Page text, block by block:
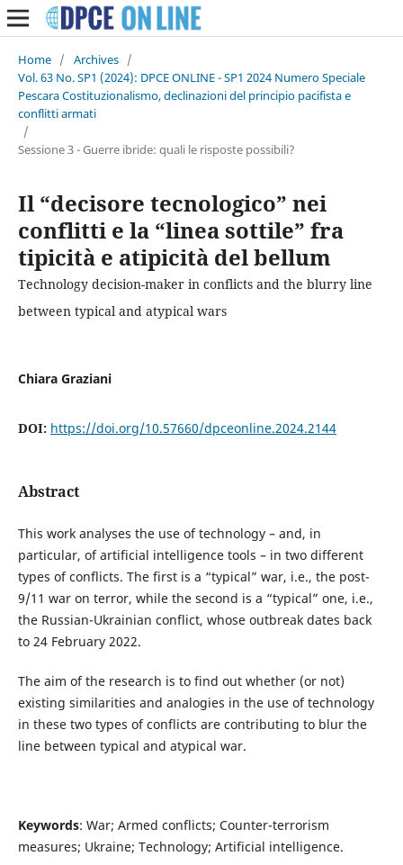
Home / Archives /
Vol. 63 No. SP1 (2024): DPCE ONLINE - SP1 2024 Numero Speciale
Pescara Costituzionalismo, declinazioni del principio pacifista e
conflitti armati
/
Sessione 3 - Guerre ibride: quali le risposte possibili?
Il “decisore tecnologico” nei
conflitti e la “linea sottile” fra
tipicità e atipicità del bellum
Technology decision-maker in conflicts and the blurry line
between typical and atypical wars
Chiara Graziani
DOI: https://doi.org/10.57660/dpceonline.2024.2144
Abstract
This work analyses the use of technology – and, in
particular, of artificial intelligence tools – in two different
types of conflicts. The first is a “typical” war, i.e., the post-
9/11 war on terror, while the second is a “typical” one, i.e.,
the Russian-Ukrainian conflict, whose outbreak dates back
to 24 February 2022.
The aim of the research is to find out whether (or not)
existing similarities and analogies in the use of technology
in these two types of conflicts are contributing to blur the
line between typical and atypical war.
Keywords: War; Armed conflicts; Counter-terrorism
measures; Ukraine; Technology; Artificial intelligence.